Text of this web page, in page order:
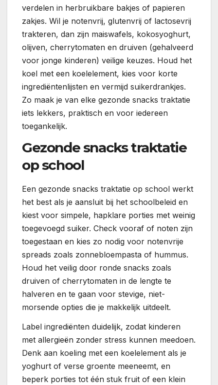
verdelen in herbruikbare bakjes of papieren
zakjes. Wil je notenvrij, glutenvrij of lactosevrij
trakteren, dan zijn maiswafels, kokosyoghurt,
olijven, cherrytomaten en druiven (gehalveerd
voor jonge kinderen) veilige keuzes. Houd het
koel met een koelelement, kies voor korte
ingrediëntenlijsten en vermijd suikerdrankjes.
Zo maak je van elke gezonde snacks traktatie
iets lekkers, praktisch en voor iedereen
toegankelijk.
Gezonde snacks traktatie
op school
Een gezonde snacks traktatie op school werkt
het best als je aansluit bij het schoolbeleid en
kiest voor simpele, hapklare porties met weinig
toegevoegd suiker. Check vooraf of noten zijn
toegestaan en kies zo nodig voor notenvrije
spreads zoals zonnebloempasta of hummus.
Houd het veilig door ronde snacks zoals
druiven of cherrytomaten in de lengte te
halveren en te gaan voor stevige, niet-
morsende opties die je makkelijk uitdeelt.
Label ingrediënten duidelijk, zodat kinderen
met allergieën zonder stress kunnen meedoen.
Denk aan koeling met een koelelement als je
yoghurt of verse groente meeneemt, en
beperk porties tot één stuk fruit of een klein